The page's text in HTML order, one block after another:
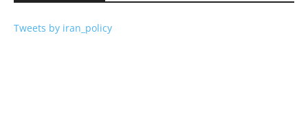
Tweets by iran_policy